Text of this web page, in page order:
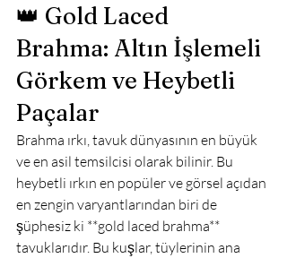
👑 Gold Laced
Brahma: Altın İşlemeli
Görkem ve Heybetli
Paçalar
Brahma ırkı, tavuk dünyasının en büyük
ve en asil temsilcisi olarak bilinir. Bu
heybetli ırkın en popüler ve görsel açıdan
en zengin varyantlarından biri de
şüphesiz ki **gold laced brahma**
tavuklarıdır. Bu kuşlar, tüylerinin ana